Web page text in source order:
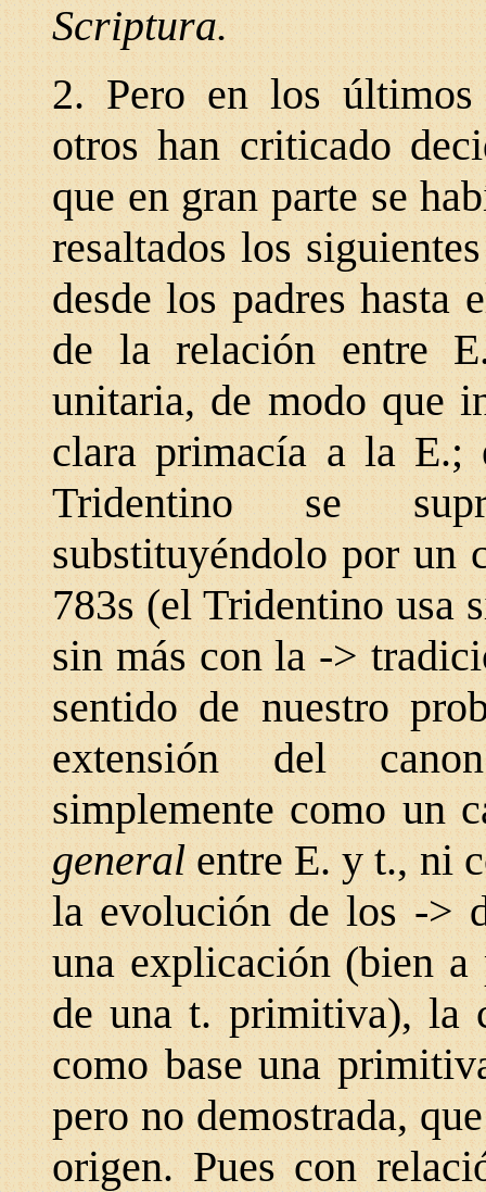
Scriptura.
2. Pero en los últimos
otros han criticado
que en gran parte se
resaltados los
desde los padres hasta
de la relación entre
unitaria, de modo que
clara primacía a la E.;
Tridentino se
substituyéndolo por un
783s (el Tridentino usa
sin más con la ->
sentido de nuestro
extensión del
simplemente como un
generalentre E. y t., ni
la evolución de los ->
una explicación (bien
de una t. primitiva), la
como base una
pero no demostrada,
origen. Pues con